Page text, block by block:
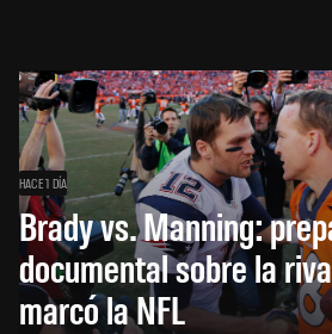
HACE 1 DÍA
Brady vs. Manning:
documental sobre la
marcó la NFL